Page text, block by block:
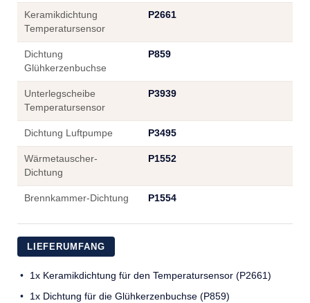
Keramikdichtung
Temperatursensor
P2661
Dichtung
Glühkerzenbuchse
P859
Unterlegscheibe
Temperatursensor
P3939
Dichtung Luftpumpe P3495
Wärmetauscher-
Dichtung
P1552
Brennkammer-Dichtung P1554
LIEFERUMFANG
1x Keramikdichtung für den Temperatursensor (P2661)
1x Dichtung für die Glühkerzenbuchse (P859)